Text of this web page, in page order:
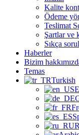
Kalite
Ödeme
Teslimat
Şartlar ve
Sıkça
Haberler
Bizim
Temas
Turkish